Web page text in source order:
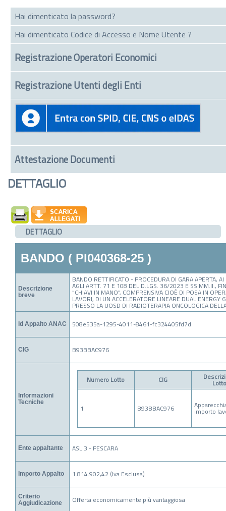
Hai dimenticato la password?
Hai dimenticato Codice di Accesso e Nome Utente ?
Registrazione Operatori Economici
Registrazione Utenti degli Enti
Attestazione Documenti
DETTAGLIO
DETTAGLIO
BANDO ( PI040368-25 )
Descrizione
breve
BANDO RETTIFICATO - PROCEDURA DI GARA APERTA,
AGLI ARTT. 71 E 108 DEL D.LGS. 36/2023 E SS.MM.II.,
“CHIAVI IN MANO”, COMPRENSIVA CIOÈ DI POSA IN
LAVORI, DI UN ACCELERATORE LINEARE DUAL
PRESSO LA UOSD DI RADIOTERAPIA ONCOLOGICA
Id Appalto ANAC 508e535a-1295-4011-8461-fc324405fd7d
CIG B93BBAC976
Informazioni
Tecniche
Numero Lotto CIG Lotto
1 B93BBAC976 importo
Ente appaltante ASL 3 - PESCARA
Importo Appalto 1.814.902,42 (Iva Esclusa)
Criterio
Aggiudicazione
Offerta economicamente più vantaggiosa